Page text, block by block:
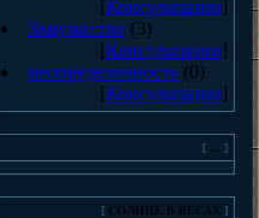
[Консультации]
Замужество (3)
[Консультации]
неопределенность (0)
[Консультации]
[ ... ]
[ СОЛНЦЕ В ВЕСАХ ]